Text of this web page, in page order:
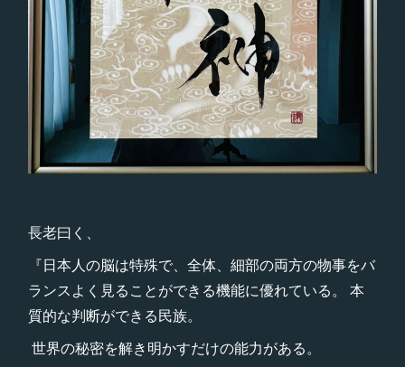
長老曰く、
『日本人の脳は特殊で、全体、細部の両方の物事をバ
ランスよく見ることができる機能に優れている。 本
質的な判断ができる民族。
世界の秘密を解き明かすだけの能力がある。